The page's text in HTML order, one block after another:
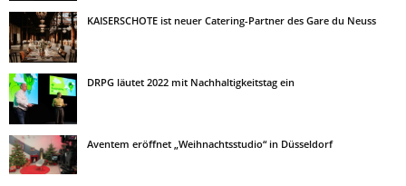
KAISERSCHOTE ist neuer Catering-Partner des Gare du Neuss
DRPG läutet 2022 mit Nachhaltigkeitstag ein
Aventem eröffnet „Weihnachtsstudio“ in Düsseldorf